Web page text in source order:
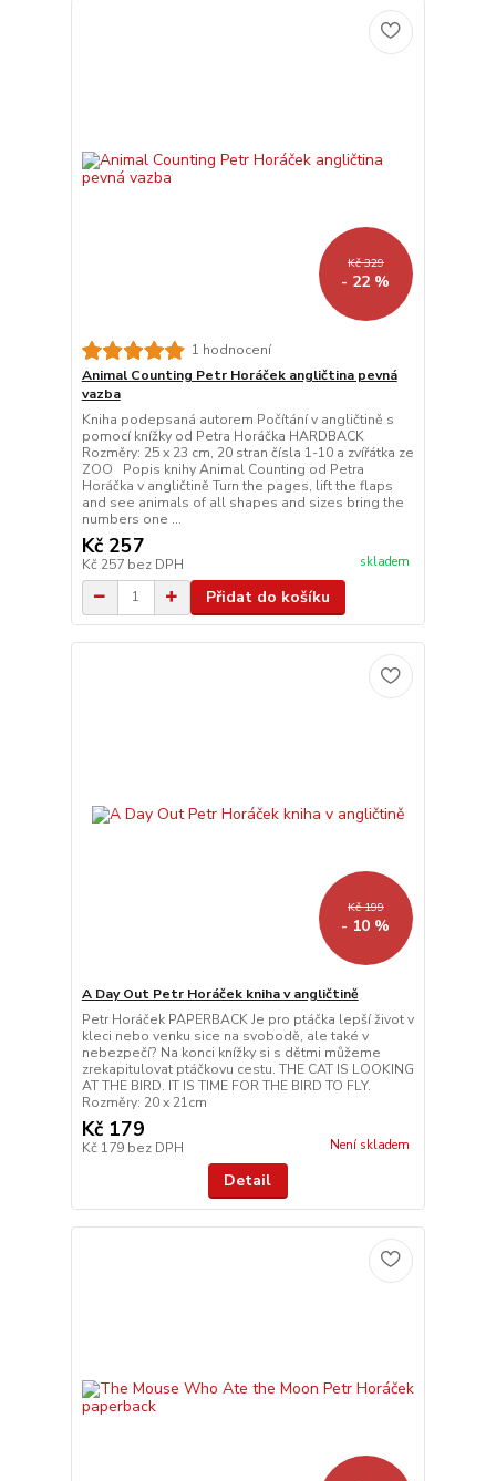
Kč 329
- 22 %
1 hodnocení
Animal Counting Petr Horáček angličtina pevná
vazba
Kniha podepsaná autorem Počítání v angličtině s
pomocí knížky od Petra Horáčka HARDBACK
Rozměry: 25 x 23 cm, 20 stran čísla 1-10 a zvířátka ze
ZOO Popis knihy Animal Counting od Petra
Horáčka v angličtině Turn the pages, lift the flaps
and see animals of all shapes and sizes bring the
numbers one ...
Kč 257
Kč 257 bez DPH skladem
Přidat do košíku
Kč 199
- 10 %
A Day Out Petr Horáček kniha v angličtině
Petr Horáček PAPERBACK Je pro ptáčka lepší život v
kleci nebo venku sice na svobodě, ale také v
nebezpečí? Na konci knížky si s dětmi můžeme
zrekapitulovat ptáčkovu cestu. THE CAT IS LOOKING
AT THE BIRD. IT IS TIME FOR THE BIRD TO FLY.
Rozměry: 20 x 21cm
Kč 179
Kč 179 bez DPH Není skladem
Detail